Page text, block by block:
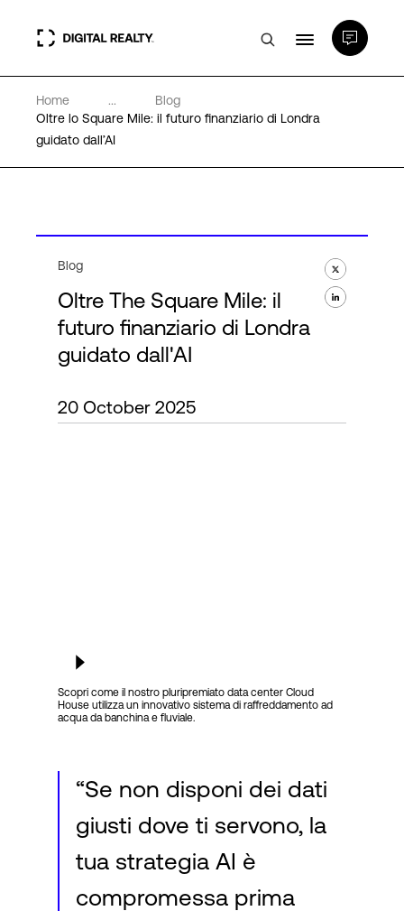
Data center
PlatformDIGITAL®
Chi Siamo
Language
Home ...
Blog
Oltre lo Square Mile: il futuro finanziario di Londra
guidato dall’AI
Blog
Oltre The Square Mile: il
futuro finanziario di Londra
guidato dall'AI
20 October 2025
Scopri come il nostro pluripremiato data center Cloud
House utilizza un innovativo sistema di raffreddamento ad
acqua da banchina e fluviale.
“Se non disponi dei dati
giusti dove ti servono, la
tua strategia AI è
compromessa prima